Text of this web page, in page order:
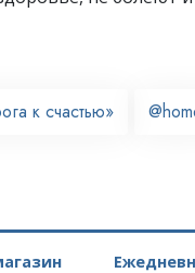
к счастью»